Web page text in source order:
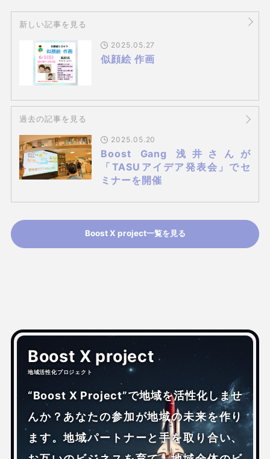
新しい記事を見る
2025.05.27
似顔絵 作画
過去の記事を見る
2025.05.20
Boost Gang 浅井さんが
「TASUアイデア発表会」でセ
ミナーを開催
Boost X project一覧を見る
Boost X project
地域活性化プロジェクト
“Boost X Project”で地域を活性化しませ
んか？あなたの参加が地域の未来を作り
ます。地域パートナーと手を取り合い、